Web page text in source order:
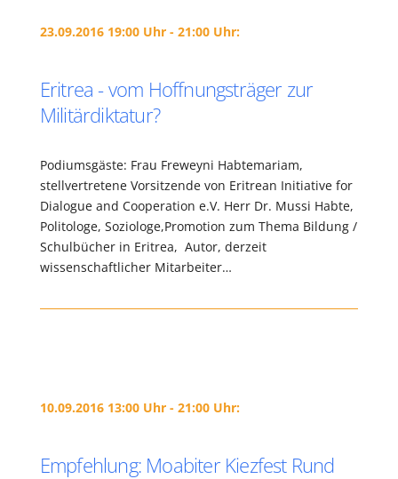
23.09.2016 19:00 Uhr - 21:00 Uhr:
Eritrea - vom Hoffnungsträger zur
Militärdiktatur?
Podiumsgäste: Frau Freweyni Habtemariam,
stellvertretene Vorsitzende von Eritrean Initiative for
Dialogue and Cooperation e.V. Herr Dr. Mussi Habte,
Politologe, Soziologe,Promotion zum Thema Bildung /
Schulbücher in Eritrea, Autor, derzeit
wissenschaftlicher Mitarbeiter…
10.09.2016 13:00 Uhr - 21:00 Uhr:
Empfehlung: Moabiter Kiezfest Rund